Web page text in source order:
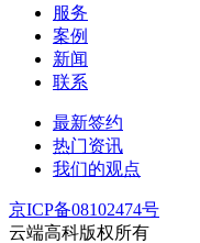
服务
案例
新闻
联系
最新签约
热门资讯
我们的观点
京ICP备08102474号
云端高科版权所有